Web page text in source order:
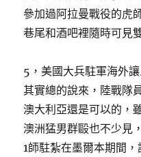
參加過阿拉曼戰役的虎
巷尾和酒吧裡隨時可見
5，美國大兵駐軍海外
其實總的說來，陸戰隊
澳大利亞還是可以的，
澳洲猛男群毆也不少見
1師駐紮在墨爾本期間